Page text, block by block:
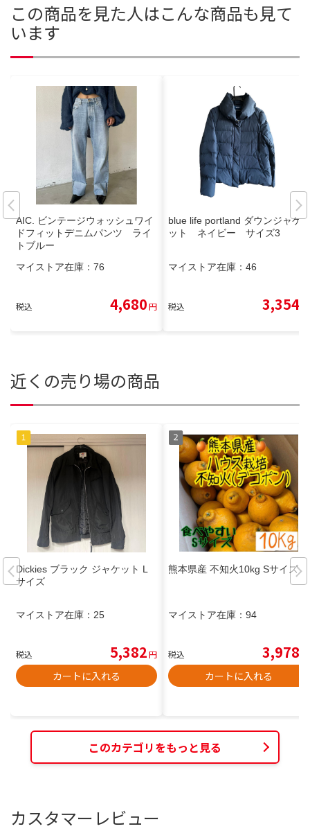
この商品を見た人はこんな商品も見て
います
AIC. ビンテージウォッシュワイ
ドフィットデニムパンツ ライ
トブルー
マイストア在庫： 76
税込 4,680円
blue life portland ダウンジャケ
ット ネイビー サイズ3
マイストア在庫： 46
税込 3,354
近くの売り場の商品
Dickies ブラック ジャケット L
サイズ
マイストア在庫： 25
税込 5,382円
カートに入れる
熊本県産 不知火10kg Sサイズ
マイストア在庫： 94
税込 3,978
カートに入れる
このカテゴリをもっと見る
カスタマーレビュー